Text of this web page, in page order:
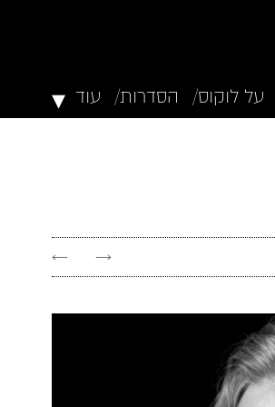
על לוקוס/ הסדרות/ עוד ▾
→
←